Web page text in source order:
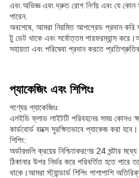
এবং অভিজ্ঞ এবং দ্রুত রোগ নির্ণয় এবং যে
পারেন.
অবশেষে, আমরা নিয়মিত আপগ্রেড প্রদান
টু ডেট থাকে এবং সর্বোত্তম পারফরম্যান্স
সহায়তা এবং পরিষেবা প্রদান করতে
প্যাকেজিং এবং শিপিংঃ
পণ্যের প্যাকেজিংঃ
এলইডি ফ্লাড লাইটটি পরিবহনের সময় কোনও
কার্ডবোর্ড বাক্সে সুরক্ষিতভাবে প্যাকেজ করা হবে।
শিপিং:
অর্ডারগুলি ক্রয়ের নিশ্চিতকরণের 24 ঘন্টার
ঠিকানার উপর নির্ভর করে পরিবর্তিত হতে পারে
থাকে।আমরা স্ট্যান্ডার্ড শিপিং পাশাপাশি